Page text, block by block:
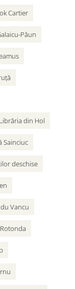
Cartier
Păun
Librăria din Hol
Sainciuc
deschise
Vancu
Rotonda